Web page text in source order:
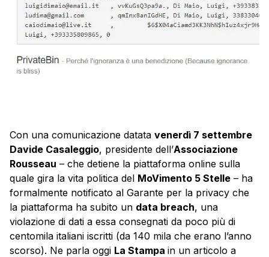
Con una comunicazione datata venerdì 7 settembre
Davide Casaleggio, presidente dell’Associazione
Rousseau – che detiene la piattaforma online sulla
quale gira la vita politica del MoVimento 5 Stelle – ha
formalmente notificato al Garante per la privacy che
la piattaforma ha subito un data breach, una
violazione di dati a essa consegnati da poco più di
centomila italiani iscritti (da 140 mila che erano l’anno
scorso). Ne parla oggi La Stampa in un articolo a